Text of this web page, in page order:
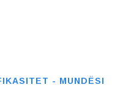
- MUNDËSI